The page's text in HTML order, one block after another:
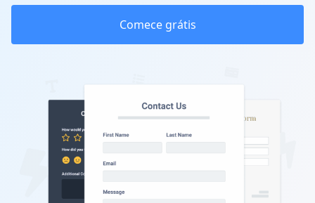
Comece grátis